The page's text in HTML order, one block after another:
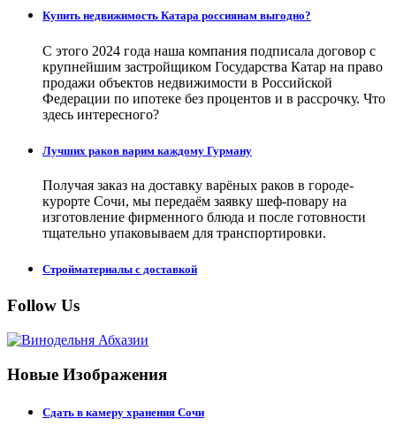
Купить недвижимость Катара россиянам выгодно?
С этого 2024 года наша компания подписала договор с
крупнейшим застройщиком Государства Катар на право
продажи объектов недвижимости в Российской
Федерации по ипотеке без процентов и в рассрочку. Что
здесь интересного?
Лучших раков варим каждому Гурману
Получая заказ на доставку варёных раков в городе-
курорте Сочи, мы передаём заявку шеф-повару на
изготовление фирменного блюда и после готовности
тщательно упаковываем для транспортировки.
Стройматериалы с доставкой
Follow Us
Новые Изображения
Сдать в камеру хранения Сочи